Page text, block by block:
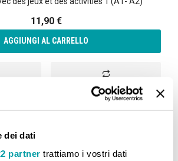
dei dati
partner trattiamo i vostri dati
11,90 €
AGGIUNGI AL CARRELLO
alla lista desideri Aggiungi al